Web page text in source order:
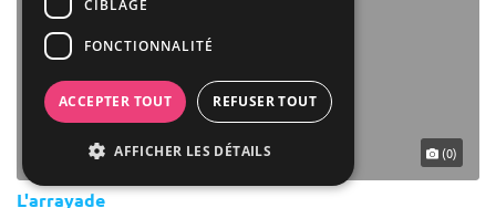
(0)
L'arrayade
CIBLAGE
FONCTIONNALITÉ
ACCEPTER TOUT REFUSER TOUT
AFFICHER LES DÉTAILS